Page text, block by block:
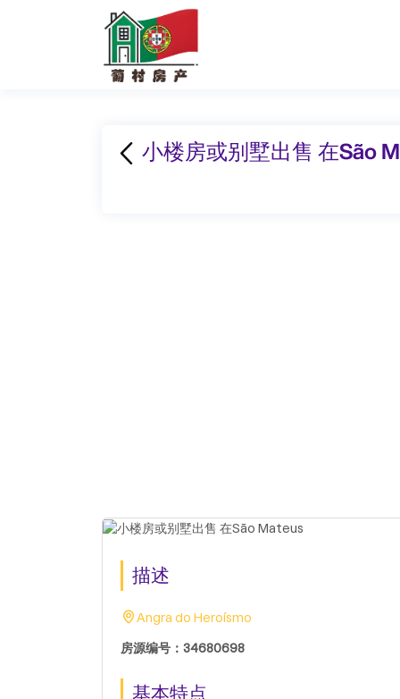
小楼房或别墅出售 在São
描述
Angra do Heroísmo
房源编号：34680698
基本特点